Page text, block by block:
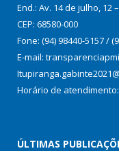
End.: Av. 14 de julho, 12
CEP: 68580-000
Fone: (94) 98440-5157 /
E-mail:
Horário de atendimento:
ÚLTIMAS